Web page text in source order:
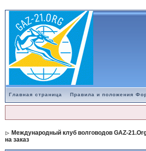
Главная страница Правила и положения
Международный клуб волговодов GAZ-
на заказ